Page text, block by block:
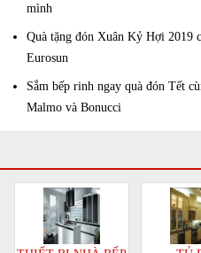
mình
Quà tặng đón Xuân Kỷ Hợi 2019
Eurosun
Sắm bếp rinh ngay quà đón Tết
Malmo và Bonucci